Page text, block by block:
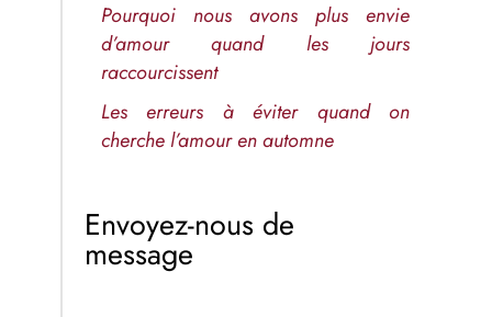
Pourquoi nous avons plus envie
d’amour quand les jours
raccourcissent
Les erreurs à éviter quand on
cherche l’amour en automne
Envoyez-nous de
message